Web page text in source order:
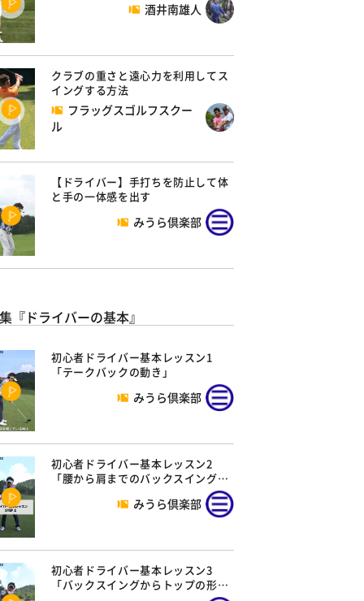
酒井南雄人
クラブの重さと遠心力を利用してス
イングする方法
フラッグスゴルフスクー
ル
【ドライバー】手打ちを防止して体
と手の一体感を出す
みうら倶楽部
『ドライバーの基本』
初心者ドライバー基本レッスン1
「テークバックの動き」
みうら倶楽部
初心者ドライバー基本レッスン2
「腰から肩までのバックスイング…
みうら倶楽部
初心者ドライバー基本レッスン3
「バックスイングからトップの形…